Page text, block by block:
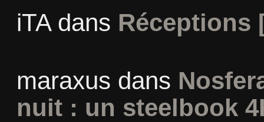
iTAdans Réceptions
maraxus dans
nuit : un steelbook